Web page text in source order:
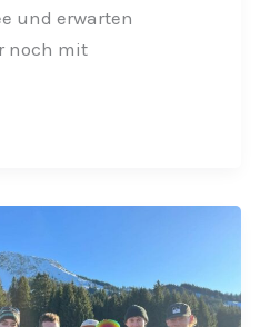
und erwarten
noch mit